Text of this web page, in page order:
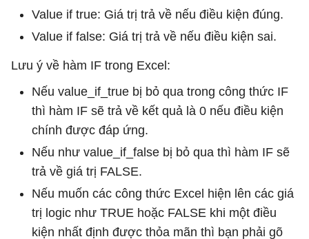
Value if true: Giá trị trả về nếu điều kiện đúng.
Value if false: Giá trị trả về nếu điều kiện sai.
Lưu ý về hàm IF trong Excel:
Nếu value_if_true bị bỏ qua trong công thức IF
thì hàm IF sẽ trả về kết quả là 0 nếu điều kiện
chính được đáp ứng.
Nếu như value_if_false bị bỏ qua thì hàm IF sẽ
trả về giá trị FALSE.
Nếu muốn các công thức Excel hiện lên các giá
trị logic như TRUE hoặc FALSE khi một điều
kiện nhất định được thỏa mãn thì bạn phải gõ